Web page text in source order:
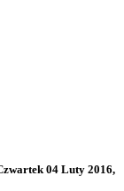
04 Luty 2016,